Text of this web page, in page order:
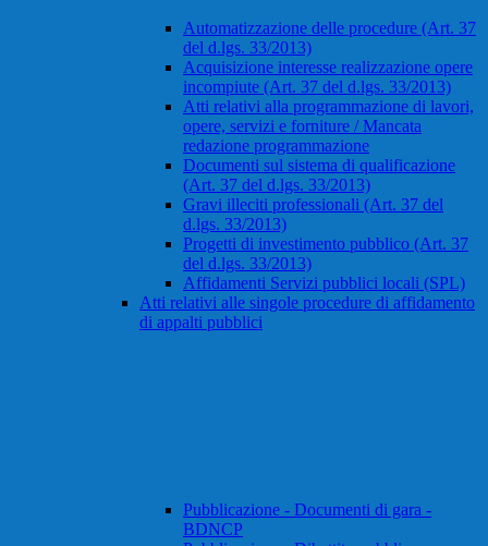
Automatizzazione delle procedure (Art. 37
del d.lgs. 33/2013)
Acquisizione interesse realizzazione opere
incompiute (Art. 37 del d.lgs. 33/2013)
Atti relativi alla programmazione di lavori,
opere, servizi e forniture / Mancata
redazione programmazione
Documenti sul sistema di qualificazione
(Art. 37 del d.lgs. 33/2013)
Gravi illeciti professionali (Art. 37 del
d.lgs. 33/2013)
Progetti di investimento pubblico (Art. 37
del d.lgs. 33/2013)
Affidamenti Servizi pubblici locali (SPL)
Atti relativi alle singole procedure di affidamento
di appalti pubblici
Pubblicazione - Documenti di gara -
BDNCP